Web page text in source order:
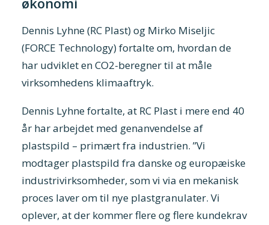
Dennis Lyhne (RC Plast) og Mirko Miseljic
(FORCE Technology) fortalte om, hvordan de
har udviklet en CO2-beregner til at måle
virksomhedens klimaaftryk.
Dennis Lyhne fortalte, at RC Plast i mere end 40
år har arbejdet med genanvendelse af
plastspild – primært fra industrien. ”Vi
modtager plastspild fra danske og europæiske
industrivirksomheder, som vi via en mekanisk
proces laver om til nye plastgranulater. Vi
oplever, at der kommer flere og flere kundekrav